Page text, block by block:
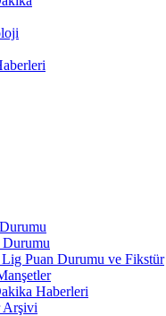
Lig Puan Durumu ve Fikstür
Haberleri
Arşivi